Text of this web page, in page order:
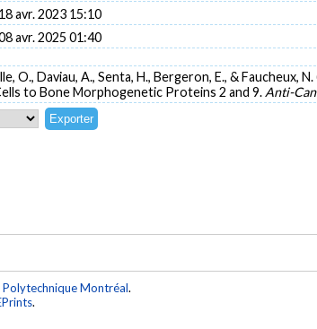
18 avr. 2023 15:10
avr. 2025 01:40
O., Daviau, A., Senta, H., Bergeron, E., &
to Bone Morphogenetic Proteins 2 and 9. Anti-
Polytechnique Montréal.
.